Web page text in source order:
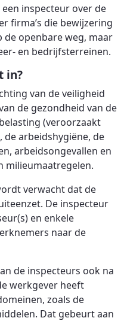
inspecteur over de
firma’s die bewijzering
openbare weg, maar
en bedrijfsterreinen.
in?
van de veiligheid
de gezondheid van de
(veroorzaakt
arbeidshygiëne, de
arbeidsongevallen en
milieumaatregelen.
verwacht dat de
De inspecteur
en enkele
naar de
de inspecteurs ook na
werkgever heeft
zoals de
Dat gebeurt aan